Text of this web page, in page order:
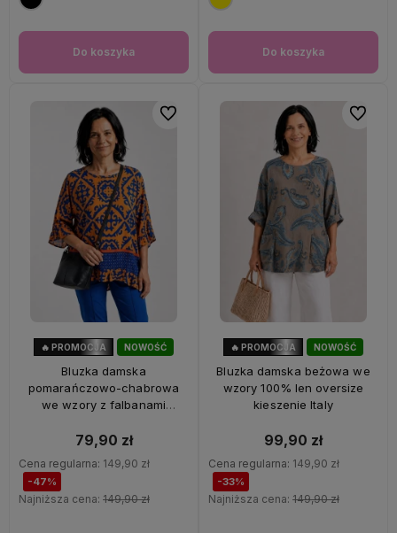
Do koszyka Do koszyka
NOWOŚĆ
🔥 PROMOCJA
Bluzka damska
pomarańczowo-chabrowa
we wzory z falbanami
79,90 zł
Cena regularna: 149,90 zł
-47%
Najniższa cena: 149,90 zł
Do ulubionych
NOWOŚĆ
OKAZJA
🔥 PROMOCJA
Bluzka damska beżowa we
wzory 100% len oversize
kieszenie Italy
99,90 zł
Cena regularna: 149,90 zł
-33%
Najniższa cena: 149,90 zł
Do